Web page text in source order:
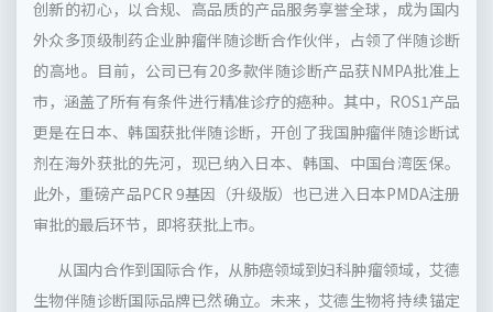
创新的初心，以合规、高品质的产品服务享誉全球，成为国内
外众多顶级制药企业肿瘤伴随诊断合作伙伴，占领了伴随诊断
的高地。目前，公司已有20多款伴随诊断产品获NMPA批准上
市，涵盖了所有有条件进行精准诊疗的癌种。其中，ROS1产品
更是在日本、韩国获批伴随诊断，开创了我国肿瘤伴随诊断试
剂在海外获批的先河，现已纳入日本、韩国、中国台湾医保。
此外，重磅产品PCR 9基因（升级版）也已进入日本PMDA注册
审批的最后环节，即将获批上市。
从国内合作到国际合作，从肺癌领域到妇科肿瘤领域，艾德
生物伴随诊断国际品牌已然确立。未来，艾德生物将持续锚定